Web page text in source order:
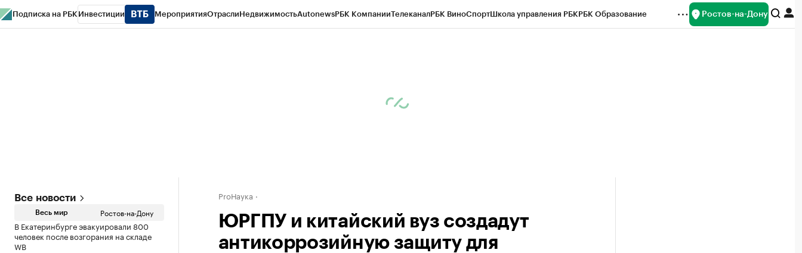
Подписка на РБК Инвестиции МероприятияОтраслиНедвижимостьAutonewsРБК КомпанииТелеканалРБК ВиноСпортШкола управления РБКРБК Образование Ростов-на-Дону
Все новости
Весь мир Ростов-на-Дону
В Екатеринбурге эвакуировали 800
человек после возгорания на складе
WB
ProНаука
ЮРГПУ и китайский вуз создадут
антикоррозийную защиту для